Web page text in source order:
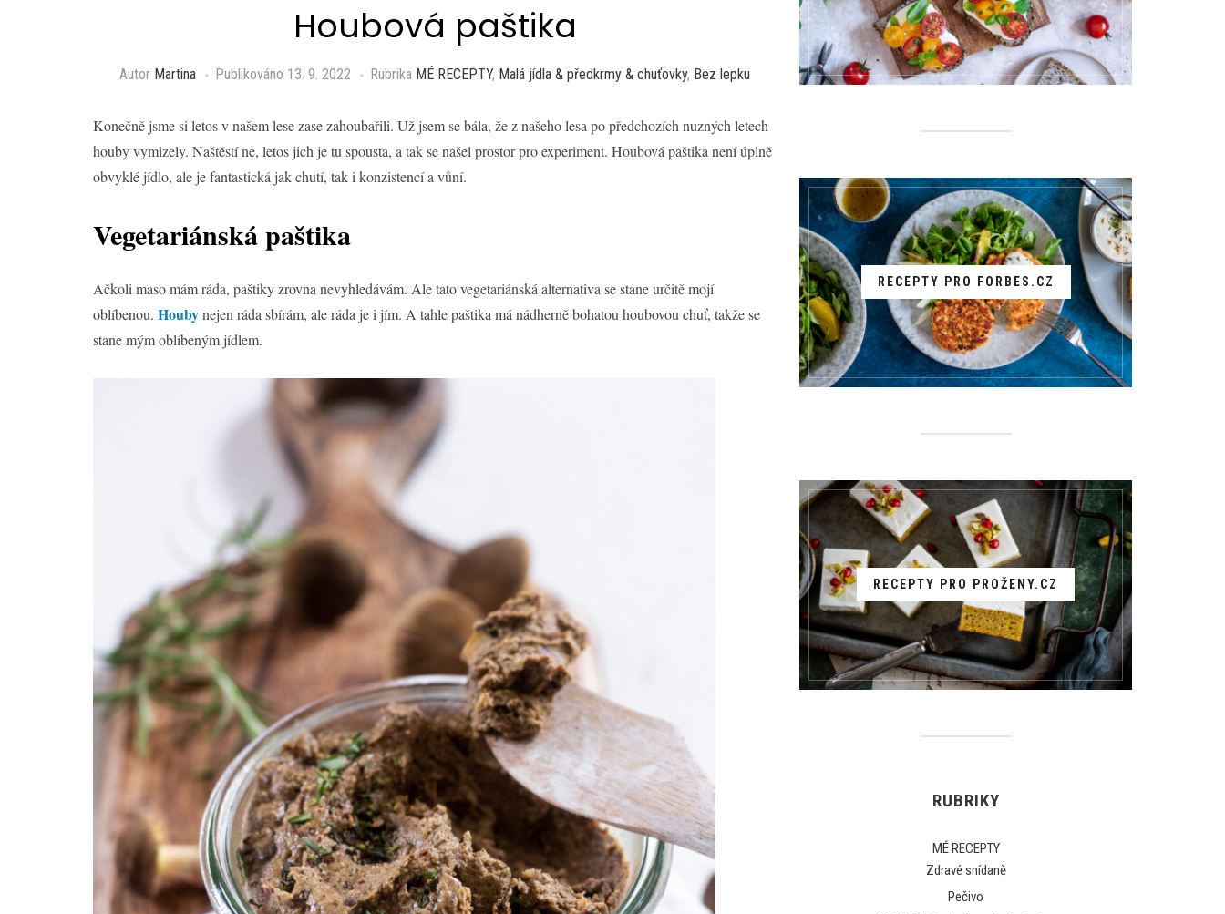
Houbová paštika
Autor Martina Publikováno 13. 9. 2022 Rubrika MÉ RECEPTY, Malá jídla & předkrmy & chuťovky, Bez lepku
Konečně jsme si letos v našem lese zase zahoubařili. Už jsem se bála, že z našeho lesa po předchozích nuzných letech
houby vymizely. Naštěstí ne, letos jich je tu spousta, a tak se našel prostor pro experiment. Houbová paštika není úplně
obvyklé jídlo, ale je fantastická jak chutí, tak i konzistencí a vůní.
Vegetariánská paštika
Ačkoli maso mám ráda, paštiky zrovna nevyhledávám. Ale tato vegetariánská alternativa se stane určitě mojí
oblíbenou. Houbynejen ráda sbírám, ale ráda je i jím. A tahle paštika má nádherně bohatou houbovou chuť, takže se
stane mým oblíbeným jídlem.
RECEPTY PRO FORBES.CZ
RECEPTY PRO PROŽENY.CZ
RUBRIKY
MÉ RECEPTY
Zdravé snídaně
Pečivo